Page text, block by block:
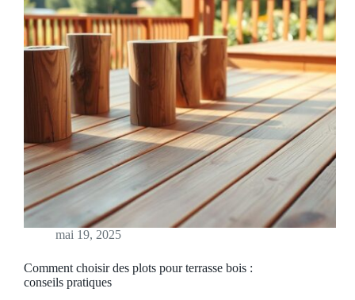
mai 19, 2025
Comment choisir des plots pour terrasse bois :
conseils pratiques